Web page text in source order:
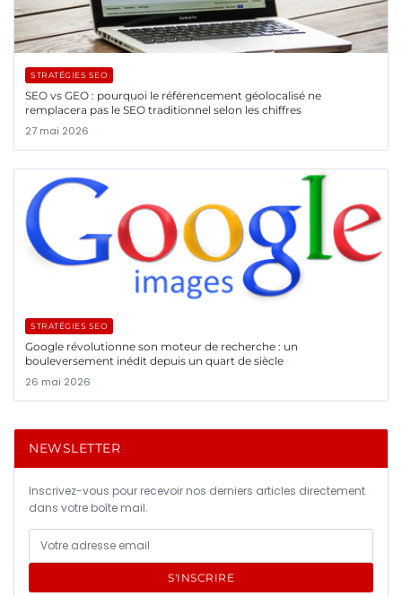
STRATÉGIES SEO
SEO vs GEO : pourquoi le référencement géolocalisé ne
remplacera pas le SEO traditionnel selon les chiffres
27 mai 2026
STRATÉGIES SEO
Google révolutionne son moteur de recherche : un
bouleversement inédit depuis un quart de siècle
26 mai 2026
NEWSLETTER
Inscrivez-vous pour recevoir nos derniers articles directement
dans votre boîte mail.
S'INSCRIRE